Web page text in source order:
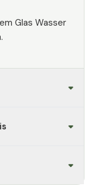
Glas Wasser